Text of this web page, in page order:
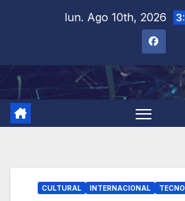
lun. Ago 10th, 2026
CULTURAL INTERNACIONAL